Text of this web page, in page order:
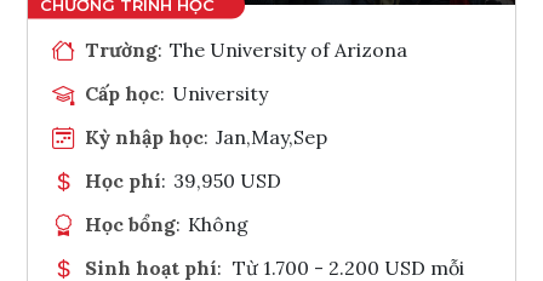
Trường: The University of Arizona
Cấp học: University
Kỳ nhập học: Jan,May,Sep
Học phí: 39,950 USD
Học bổng: Không
Sinh hoạt phí: Từ 1.700 - 2.200 USD mỗi